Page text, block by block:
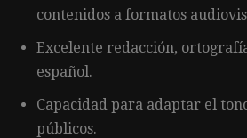
contenidos a formatos
Excelente redacción,
español.
Capacidad para adaptar el
públicos.